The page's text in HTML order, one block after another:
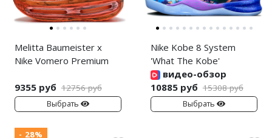
Melitta Baumeister x
Nike Vomero Premium
9355 руб 12756 руб
Выбрать
Nike Kobe 8 System
'What The Kobe'
видео-обзор
10885 руб 15308 руб
Выбрать
- 28%